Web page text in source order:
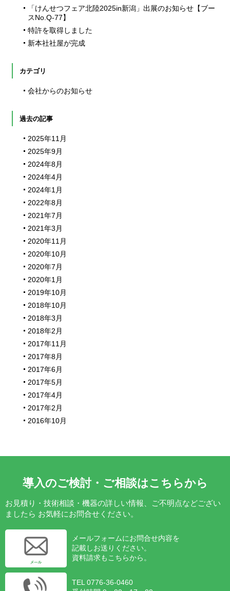
「けんせつフェア北陸2025in新潟」出展のお知らせ【ブー
スNo.Q-77】
特許を取得しました
新本社社屋が完成
カテゴリ
会社からのお知らせ
過去の記事
2025年11月
2025年9月
2024年8月
2024年4月
2024年1月
2022年8月
2021年7月
2021年3月
2020年11月
2020年10月
2020年7月
2020年1月
2019年10月
2018年10月
2018年3月
2018年2月
2017年11月
2017年8月
2017年6月
2017年5月
2017年4月
2017年2月
2016年10月
導入のご検討・ご相談はこちらから
お見積り・技術相談・機器の詳しい情報、ご不明点などござい
ましたら お気軽にお問合せください。
メールフォームにお問合せ内容を
記載しお送りください。
資料請求もこちらから。
TEL 0776-36-0460